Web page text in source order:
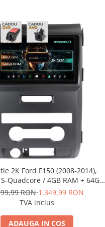
2K Ford F150 (2008-2014),
Quadcore / 4GB RAM + 64GB
Inch - AD-BGS90042K+AD-
BGRKIT138
RON1.349,99 RON
TVA inclus
ADAUGA IN COS